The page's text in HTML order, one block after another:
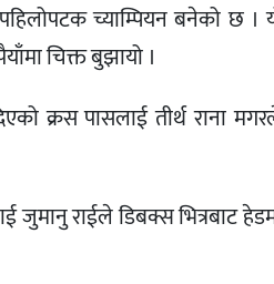
च्याम्पियन बनेको छ
चिक्त बुझायो ।
क्रस पासलाई तीर्थ राना
राईले डिबक्स भित्रबाट